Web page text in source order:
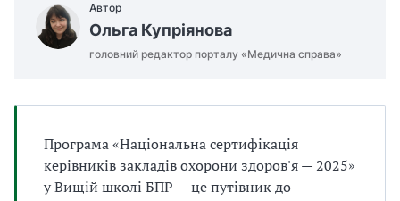
Автор
Ольга Купріянова
головний редактор порталу «Медична справа»
Програма «Національна сертифікація
керівників закладів охорони здоров'я — 2025»
у Вищій школі БПР — це путівник до